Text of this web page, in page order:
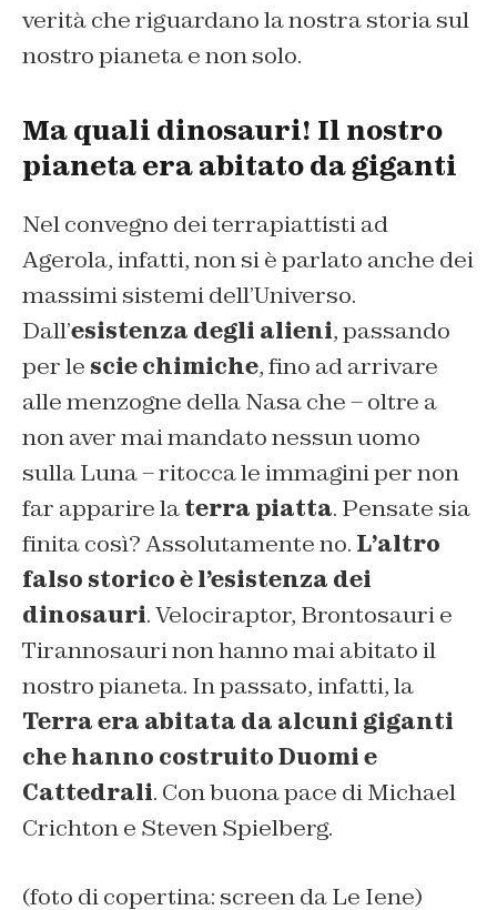
verità che riguardano la nostra storia sul
nostro pianeta e non solo.
Ma quali dinosauri! Il nostro
pianeta era abitato da giganti
Nel convegno dei terrapiattisti ad
Agerola, infatti, non si è parlato anche dei
massimi sistemi dell’Universo.
Dall’esistenza degli alieni, passando
per le scie chimiche, fino ad arrivare
alle menzogne della Nasa che – oltre a
non aver mai mandato nessun uomo
sulla Luna – ritocca le immagini per non
far apparire laterra piatta. Pensate sia
finita così? Assolutamente no. L’altro
falso storico è l’esistenza dei
dinosauri. Velociraptor, Brontosauri e
Tirannosauri non hanno mai abitato il
nostro pianeta. In passato, infatti, la
Terra era abitata da alcuni giganti
che hanno costruito Duomi e
Cattedrali. Con buona pace di Michael
Crichton e Steven Spielberg.
(foto di copertina: screen da Le Iene)